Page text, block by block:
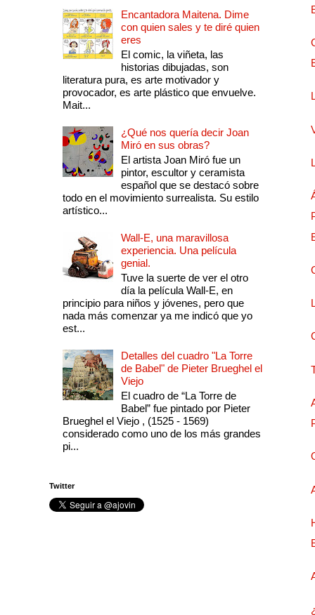
Encantadora Maitena. Dime
con quien sales y te diré quien
eres
El comic, la viñeta, las
historias dibujadas, son
literatura pura, es arte motivador y
provocador, es arte plástico que envuelve.
Mait...
¿Qué nos quería decir Joan
Miró en sus obras?
El artista Joan Miró fue un
pintor, escultor y ceramista
español que se destacó sobre
todo en el movimiento surrealista. Su estilo
artístico...
Wall-E, una maravillosa
experiencia. Una película
genial.
Tuve la suerte de ver el otro
día la película Wall-E, en
principio para niños y jóvenes, pero que
nada más comenzar ya me indicó que yo
est...
Detalles del cuadro "La Torre
de Babel" de Pieter Brueghel el
Viejo
El cuadro de “La Torre de
Babel” fue pintado por Pieter
Brueghel el Viejo , (1525 - 1569)
considerado como uno de los más grandes
pi...
Twitter